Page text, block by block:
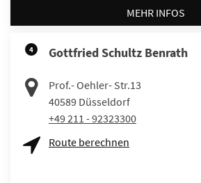
MEHR INFOS
4 Gottfried Schultz Benrath
Prof.- Oehler- Str.13
40589 Düsseldorf
+49 211 - 92323300
Route berechnen